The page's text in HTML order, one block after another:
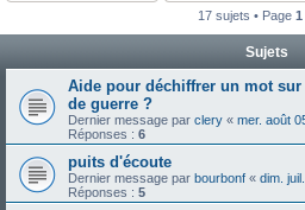
17 sujets • Page 1
Sujets
Aide pour déchiffrer un mot
de guerre ?
Dernier message par clery « mer. août
Réponses : 6
puits d'écoute
Dernier message par bourbonf « dim.
Réponses : 5